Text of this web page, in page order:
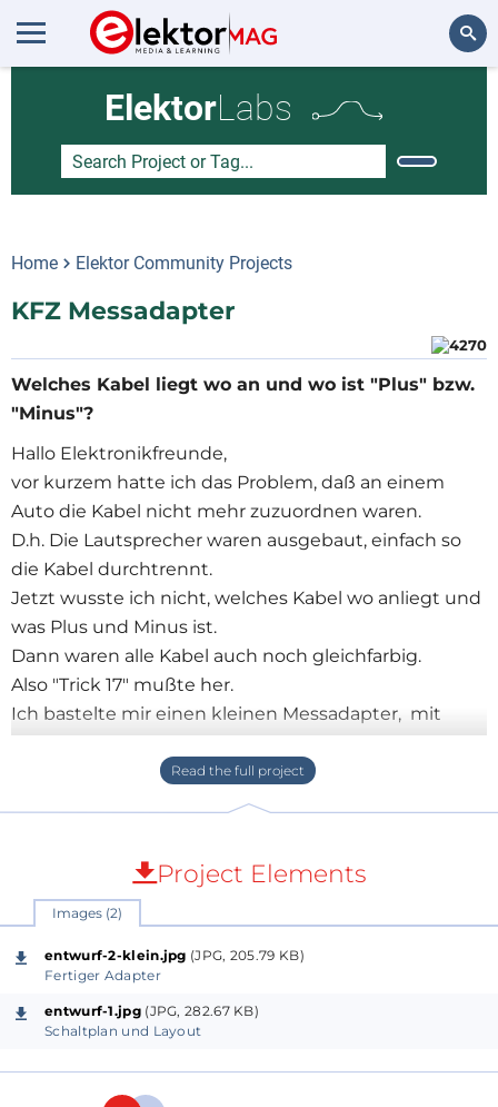
ElektorLabs
Home Elektor Community Projects
KFZ Messadapter
Welches Kabel liegt wo an und wo ist "Plus" bzw.
"Minus"?
Hallo Elektronikfreunde,
vor kurzem hatte ich das Problem, daß an einem
Auto die Kabel nicht mehr zuzuordnen waren.
D.h. Die Lautsprecher waren ausgebaut, einfach so
die Kabel durchtrennt.
Jetzt wusste ich nicht, welches Kabel wo anliegt und
was Plus und Minus ist.
Dann waren alle Kabel auch noch gleichfarbig.
Also "Trick 17" mußte her.
Ich bastelte mir einen kleinen Messadapter, mit
Lochmaster und nur 10Bauteilen
[1XPlatine,1xWechselschalter
(Schiebeschalter),4xDioden "1N4148" und 4
Die Leitungen 1,3,5,7 (obere Steckerreihe) sind
kurzgeschlossen, von da aus geht es auf einen
Wechselschalter, je nach Stellung misst man die
Anschlüsse(welcher wo liegt, da unterschiedlicher
Widerstände,leicht zuzuordnen).Oder in der anderen
Stellung mit Hilfe der Dioden, wo jeweils die
Vorteil :Alles mit einem einfachen Multimeter leicht
Project Elements
Images (2)
entwurf-2-klein.jpg (JPG, 205.79 KB)
Fertiger Adapter
entwurf-1.jpg(JPG, 282.67 KB)
Schaltplan und Layout